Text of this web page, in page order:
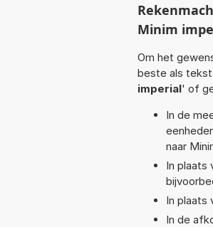
Minim
Om het
beste als
imperial' of
In de
naar
In plaats
In plaats
In de